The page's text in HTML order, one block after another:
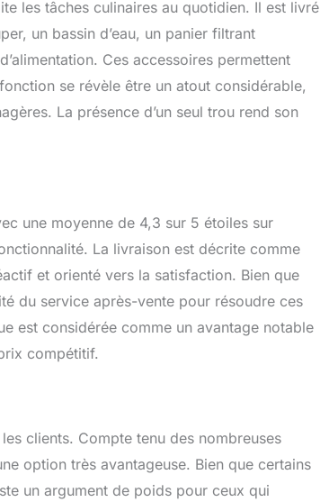
les tâches culinaires au quotidien. Il est livré
un bassin d’eau, un panier filtrant
Ces accessoires permettent
se révèle être un atout considérable,
La présence d’un seul trou rend son
une moyenne de 4,3 sur 5 étoiles sur
La livraison est décrite comme
et orienté vers la satisfaction. Bien que
du service après-vente pour résoudre ces
est considérée comme un avantage notable
compétitif.
clients. Compte tenu des nombreuses
option très avantageuse. Bien que certains
un argument de poids pour ceux qui